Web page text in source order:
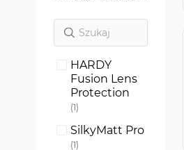
HARDY
Fusion Lens
Protection
1
produkt
SilkyMatt Pro
1
produkt